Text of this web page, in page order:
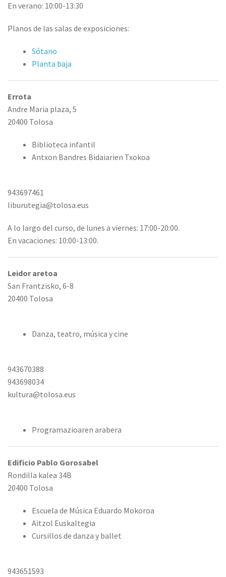
En verano: 10:00-13:30
Planos de las salas de exposiciones:
Sótano
Planta baja
Errota
Andre Maria plaza, 5
20400 Tolosa
Biblioteca infantil
Antxon Bandres Bidaiarien Txokoa
943697461
liburutegia@tolosa.eus
A lo largo del curso, de lunes a viernes: 17:00-20:00.
En vacaciones: 10:00-13:00.
Leidor aretoa
San Frantzisko, 6-8
20400 Tolosa
Danza, teatro, música y cine
943670388
943698034
kultura@tolosa.eus
Programazioaren arabera
Edificio Pablo Gorosabel
Rondilla kalea 34B
20400 Tolosa
Escuela de Música Eduardo Mokoroa
Aitzol Euskaltegia
Cursillos de danza y ballet
943651593